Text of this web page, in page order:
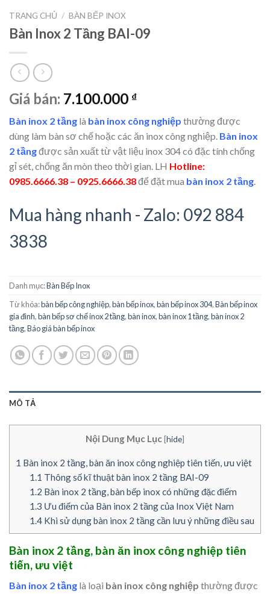
TRANG CHỦ / BÀN BẾP INOX
Bàn Inox 2 Tầng BAI-09
Giá bán: 7.100.000 ₫
Bàn inox 2 tầng là bàn inox công nghiệp thường được
dùng làm bàn sơ chế hoặc các ăn inox công nghiệp. Bàn inox
2 tầngđược sản xuất từ vật liệu inox 304 có đặc tính chống
gỉ sét, chống ăn mòn theo thời gian. LH Hotline:
0985.6666.38 – 0925.6666.38để đặt mua bàn inox 2 tầng.
Mua hàng nhanh - Zalo: 092 884
3838
Danh mục:Bàn Bếp Inox
Từ khóa:bàn bếp công nghiệp,bàn bếp inox,bàn bếp inox 304,Bàn bếp inox
gia đình,bàn bếp sơ chế inox 2 tầng,bàn inox,bàn inox 1 tầng,bàn inox 2
tầng,Báo giá bàn bếp inox
MÔ TẢ
Nội Dung Mục Lục[hide]
1 Bàn inox 2 tầng, bàn ăn inox công nghiệp tiên tiến, ưu việt
1.1 Thông số kĩ thuật bàn inox 2 tầng BAI-09
1.2 Bàn inox 2 tầng, bàn bếp inox có những đặc điểm
1.3 Ưu điểm của Bàn inox 2 tầng của Inox Việt Nam
1.4Khi sử dụng bàn inox 2 tầng cần lưu ý những điều sau
Bàn inox 2 tầng, bàn ăn inox công nghiệp tiên
tiến, ưu việt
Bàn inox 2 tầng là loại bàn inox công nghiệp thường được